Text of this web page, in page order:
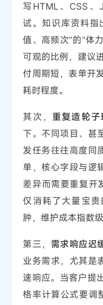
写HTML、CSS
试。知识库资料指
值、高频次”的“体
可观的比例，建议
付周期短，表单开
耗时程度。
其次， 重复造轮子
下。不同项目、甚
发任务往往高度同
单，核心字段与逻
差异而需要重复开
仅消耗了大量宝
肿，维护成本指数级
第三， 需求响应迟
业务需求，尤其是
速响应。当客户提
格率计算公式要调